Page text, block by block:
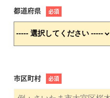
都道府県 必須
市区町村 必須